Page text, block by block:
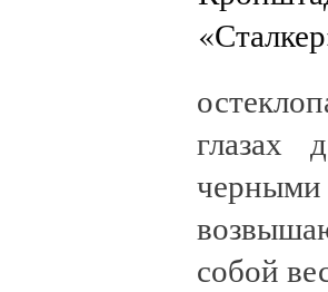
глазах
собой